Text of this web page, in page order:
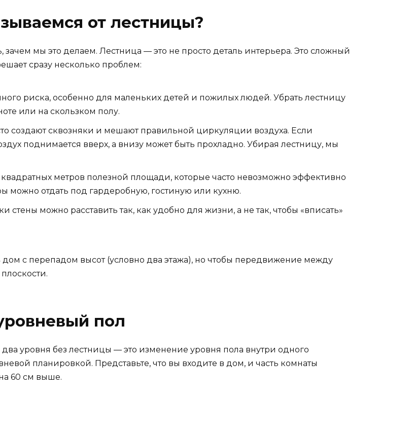
от лестницы?
мы это делаем. Лестница — это не просто деталь интерьера. Это сложный
сразу несколько проблем:
риска, особенно для маленьких детей и пожилых людей. Убрать лестницу
или на скользком полу.
создают сквозняки и мешают правильной циркуляции воздуха. Если
поднимается вверх, а внизу может быть прохладно. Убирая лестницу, мы
метров полезной площади, которые часто невозможно эффективно
можно отдать под гардеробную, гостиную или кухню.
стены можно расставить так, как удобно для жизни, а не так, чтобы «вписать»
дом с перепадом высот (условно два этажа), но чтобы передвижение между
пол
уровня без лестницы — это изменение уровня пола внутри одного
планировкой. Представьте, что вы входите в дом, и часть комнаты
60 см выше.